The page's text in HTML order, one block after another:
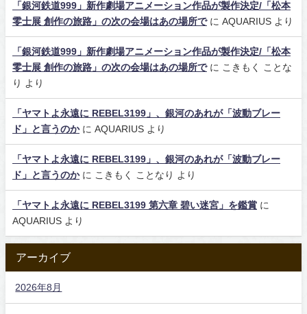
「銀河鉄道999」新作劇場アニメーション作品が製作決定/「松本
零士展 創作の旅路」の次の会場はあの場所でに AQUARIUS より
「銀河鉄道999」新作劇場アニメーション作品が製作決定/「松本
零士展 創作の旅路」の次の会場はあの場所でに こきもく ことな
り
より
「ヤマトよ永遠に REBEL3199」、銀河のあれが「波動ブレー
ド」と言うのかに AQUARIUS より
「ヤマトよ永遠に REBEL3199」、銀河のあれが「波動ブレー
ド」と言うのかに こきもく ことなり より
「ヤマトよ永遠に REBEL3199 第六章 碧い迷宮」を鑑賞 に
AQUARIUS より
アーカイブ
2026年8月